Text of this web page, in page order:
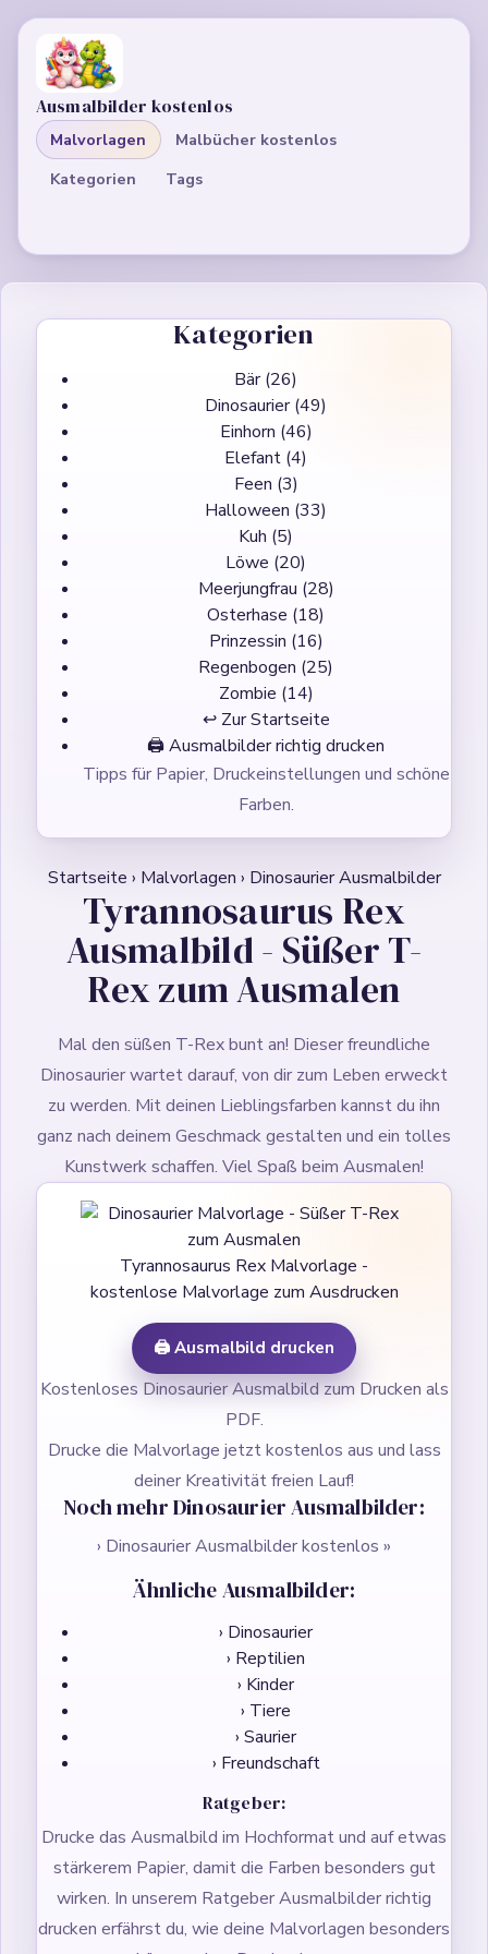
Ausmalbilder kostenlos
Malvorlagen
Malbücher kostenlos
Kategorien
Tags
Kategorien
Bär (26)
Dinosaurier (49)
Einhorn (46)
Elefant (4)
Feen (3)
Halloween (33)
Kuh (5)
Löwe (20)
Meerjungfrau (28)
Osterhase (18)
Prinzessin (16)
Regenbogen (25)
Zombie (14)
↩ Zur Startseite
🖨️Ausmalbilder richtig drucken
Tipps für Papier, Druckeinstellungen und schöne
Farben.
Startseite › Malvorlagen › Dinosaurier Ausmalbilder
Tyrannosaurus Rex
Ausmalbild - Süßer T-
Rex zum Ausmalen
Mal den süßen T-Rex bunt an! Dieser freundliche
Dinosaurier wartet darauf, von dir zum Leben erweckt
zu werden. Mit deinen Lieblingsfarben kannst du ihn
ganz nach deinem Geschmack gestalten und ein tolles
Kunstwerk schaffen. Viel Spaß beim Ausmalen!
Tyrannosaurus Rex Malvorlage -
kostenlose Malvorlage zum Ausdrucken
🖨️ Ausmalbild drucken
Kostenloses Dinosaurier Ausmalbild zum Drucken als
PDF.
Drucke die Malvorlage jetzt kostenlos aus und lass
deiner Kreativität freien Lauf!
Noch mehr Dinosaurier Ausmalbilder:
› Dinosaurier Ausmalbilder kostenlos »
Ähnliche Ausmalbilder:
› Dinosaurier
› Reptilien
› Kinder
› Tiere
› Saurier
› Freundschaft
Ratgeber:
Drucke das Ausmalbild im Hochformat und auf etwas
stärkerem Papier, damit die Farben besonders gut
wirken. In unserem RatgeberAusmalbilder richtig
drucken erfährst du, wie deine Malvorlagen besonders